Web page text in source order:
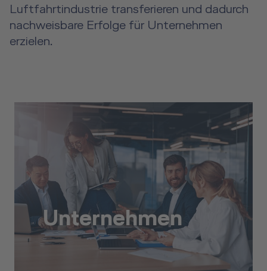
Luftfahrtindustrie transferieren und dadurch
nachweisbare Erfolge für Unternehmen
erzielen.
Unternehmen